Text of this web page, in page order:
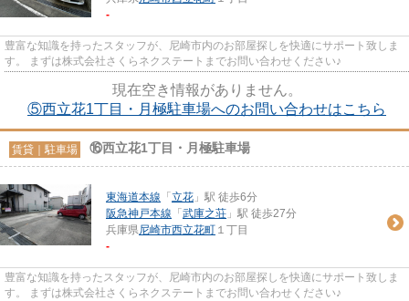
-
豊富な知識を持ったスタッフが、尼崎市内のお部屋探しを快適にサポート致しま
す。 まずは株式会社さくらネクステートまでお問い合わせください♪
現在空き情報がありません。
⑤西立花1丁目・月極駐車場へのお問い合わせはこちら
賃貸｜駐車場 ⑯西立花1丁目・月極駐車場
東海道本線 「 立花 」駅 徒歩6分
阪急神戸本線 「 武庫之荘 」駅 徒歩27分
兵庫県尼崎市西立花町 １丁目
-
豊富な知識を持ったスタッフが、尼崎市内のお部屋探しを快適にサポート致しま
す。 まずは株式会社さくらネクステートまでお問い合わせください♪